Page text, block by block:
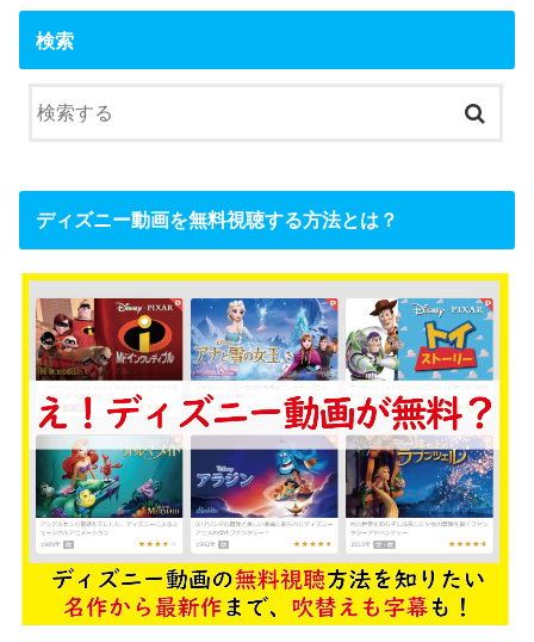
検索
ディズニー動画を無料視聴する方法とは？